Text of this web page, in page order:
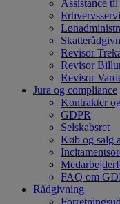
Assistance
Revisor
Revisor
Revisor
Jura og compliance
Kontrakter
GDPR
Selskabsret
Køb og salg
FAQ om
Rådgivning